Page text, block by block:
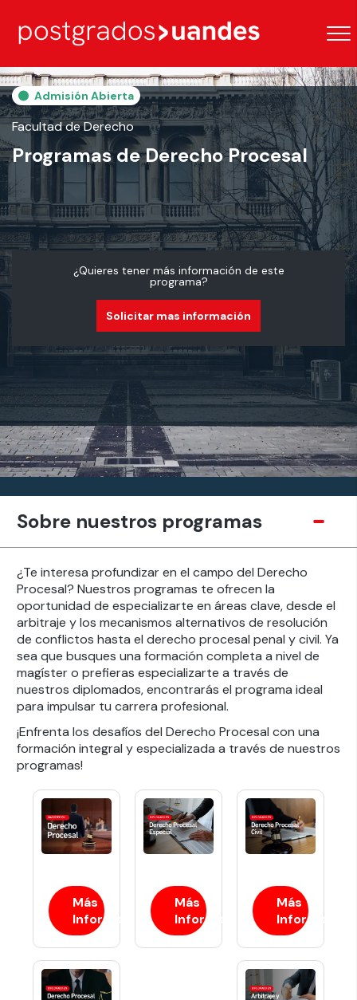
Admisión Abierta
Facultad de Derecho
Programas de Derecho Procesal
¿Quieres tener más información de este
programa?
Solicitar mas información
Sobre nuestros programas
¿Te interesa profundizar en el campo del Derecho
Procesal? Nuestros programas te ofrecen la
oportunidad de especializarte en áreas clave, desde el
arbitraje y los mecanismos alternativos de resolución
de conflictos hasta el derecho procesal penal y civil. Ya
sea que busques una formación completa a nivel de
magíster o prefieras especializarte a través de
nuestros diplomados, encontrarás el programa ideal
para impulsar tu carrera profesional.
¡Enfrenta los desafíos del Derecho Procesal con una
formación integral y especializada a través de nuestros
programas!
Más
Información
Más
Información
Más
Información